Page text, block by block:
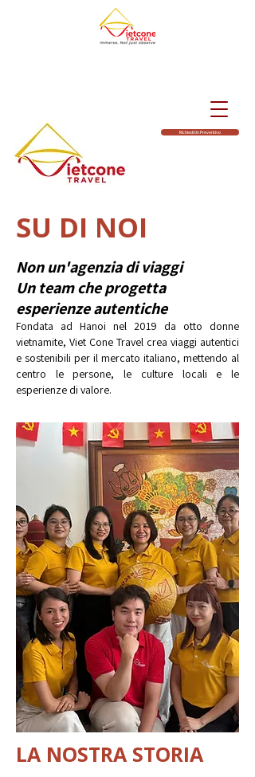
Richiedi Un Preventivo
SU DI NOI
Non un'agenzia di viaggi
Un team che progetta
esperienze autentiche
Fondata ad Hanoi nel 2019 da otto donne
vietnamite, Viet Cone Travel crea viaggi autentici
e sostenibili per il mercato italiano, mettendo al
centro le persone, le culture locali e le
esperienze di valore.
LA NOSTRA STORIA